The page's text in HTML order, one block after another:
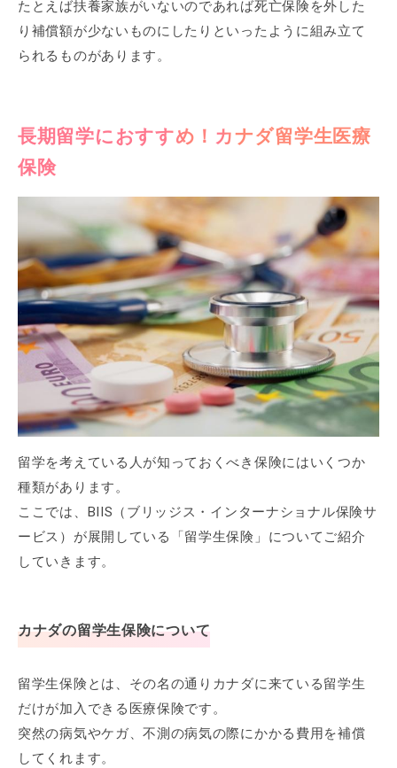
たとえば扶養家族がいないのであれば死亡保険を外した
り補償額が少ないものにしたりといったように組み立て
られるものがあります。
長期留学におすすめ！カナダ留学生医療
保険
留学を考えている人が知っておくべき保険にはいくつか
種類があります。
ここでは、BIIS（ブリッジス・インターナショナル保険サ
ービス）が展開している「留学生保険」についてご紹介
していきます。
カナダの留学生保険について
留学生保険とは、その名の通りカナダに来ている留学生
だけが加入できる医療保険です。
突然の病気やケガ、不測の病気の際にかかる費用を補償
してくれます。